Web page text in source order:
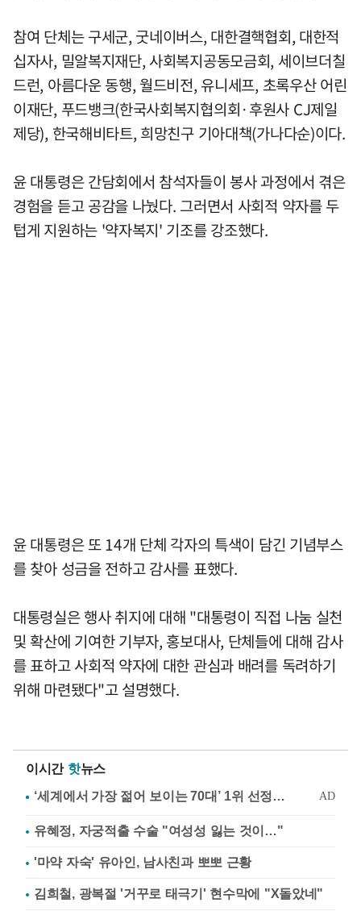
참여 단체는 구세군, 굿네이버스, 대한결핵협회, 대한적
십자사, 밀알복지재단, 사회복지공동모금회, 세이브더칠
드런, 아름다운 동행, 월드비전, 유니세프, 초록우산 어린
이재단, 푸드뱅크(한국사회복지협의회·후원사 CJ제일
제당), 한국해비타트, 희망친구 기아대책(가나다순)이다.
윤 대통령은 간담회에서 참석자들이 봉사 과정에서 겪은
경험을 듣고 공감을 나눴다. 그러면서 사회적 약자를 두
텁게 지원하는 '약자복지' 기조를 강조했다.
윤 대통령은 또 14개 단체 각자의 특색이 담긴 기념부스
를 찾아 성금을 전하고 감사를 표했다.
대통령실은 행사 취지에 대해 "대통령이 직접 나눔 실천
및 확산에 기여한 기부자, 홍보대사, 단체들에 대해 감사
를 표하고 사회적 약자에 대한 관심과 배려를 독려하기
위해 마련됐다"고 설명했다.
이시간 핫뉴스
유혜정, 자궁적출 수술 "여성성 잃는 것이…"
'마약 자숙' 유아인, 남사친과 뽀뽀 근황
김희철, 광복절 '거꾸로 태극기' 현수막에 "X돌았네"